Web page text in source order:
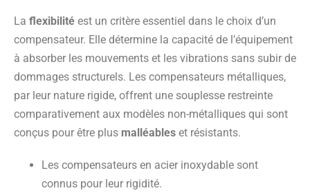
La flexibilité est un critère essentiel dans le choix d’un
compensateur. Elle détermine la capacité de l’équipement
à absorber les mouvements et les vibrations sans subir de
dommages structurels. Les compensateurs métalliques,
par leur nature rigide, offrent une souplesse restreinte
comparativement aux modèles non-métalliques qui sont
conçus pour être plus malléables et résistants.
Les compensateurs en acier inoxydable sont
connus pour leur rigidité.